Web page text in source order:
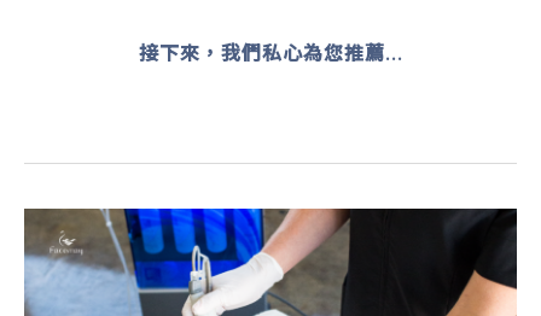
接下來，我們私心為您推薦...